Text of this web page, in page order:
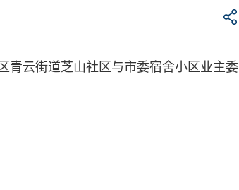
青云街道芝山社区与市委宿舍小区业主委